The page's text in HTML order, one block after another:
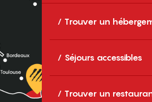
Trouver un
Séjours accessibles
Trouver un